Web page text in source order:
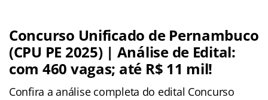
Concurso Unificado de Pernambuco
(CPU PE 2025) | Análise de Edital:
com 460 vagas; até R$ 11 mil!
Confira a análise completa do edital Concurso